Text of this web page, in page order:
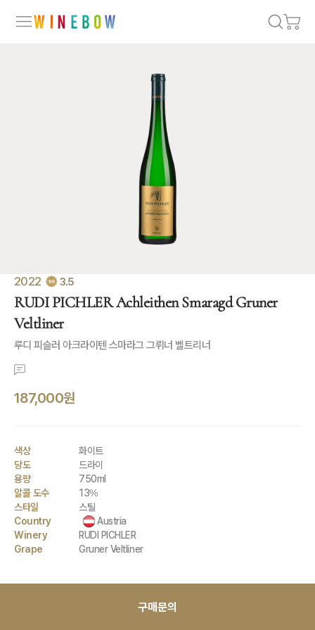
2022 3.5
RUDI PICHLER Achleithen Smaragd Gruner
Veltliner
루디 피슬러 아크라이텐 스마라그 그뤼너 벨트리너
187,000원
색상
화이트
당도
드라이
용량
750ml
알콜 도수
13%
스타일
스틸
Country
Austria
Winery
RUDI PICHLER
Grape
Gruner Veltliner
구매문의